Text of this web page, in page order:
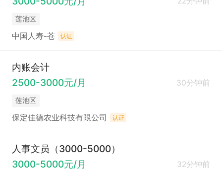
莲池区
中国人寿-苍 认证
内账会计
2500-3000元/月
30分钟前
莲池区
保定佳德农业科技有限公司 认证
人事文员（3000-5000）
3000-5000元/月
32分钟前